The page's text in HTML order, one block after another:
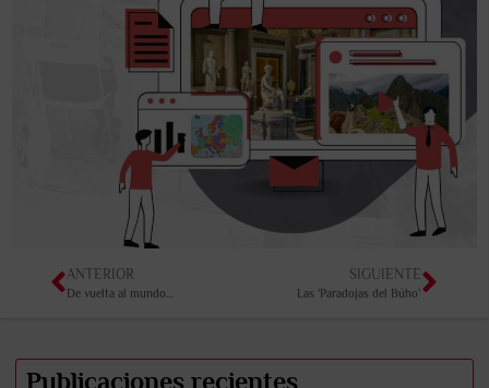
ANTERIOR
De vuelta al mundo…
SIGUIENTE
Las ‘Paradojas del Búho’
Publicaciones recientes